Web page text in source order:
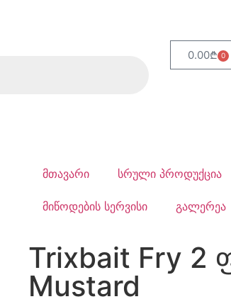
0.00₾ 0
მთავარი სრული პროდუქცია
მიწოდების სერვისი გალერეა
Trixbait Fry 2
Mustard